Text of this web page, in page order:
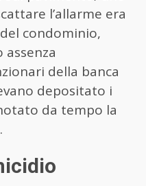
l’allarme era
condominio,
della banca
depositato i
da tempo la